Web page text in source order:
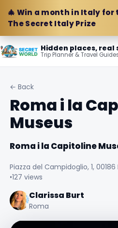
🎄 Win a month in Italy for
The Secret Italy Prize
Hidden places, real
Trip Planner & Travel
← Back
Roma i la
Museus
Roma i la Capitoline
Piazza del Campidoglio, 1, 00186
•127 views
Clarissa Burt
Roma